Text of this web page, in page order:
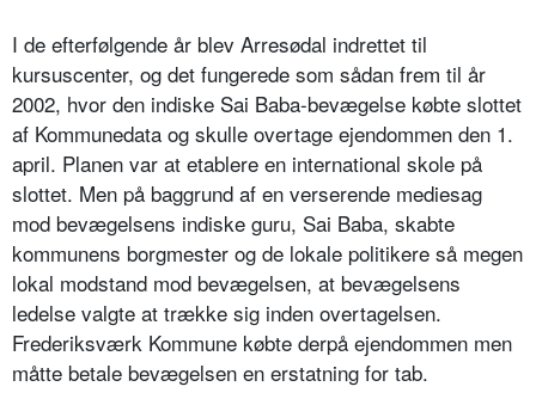
I de efterfølgende år blev Arresødal indrettet til
kursuscenter, og det fungerede som sådan frem til år
2002, hvor den indiske Sai Baba-bevægelse købte slottet
af Kommunedata og skulle overtage ejendommen den 1.
april. Planen var at etablere en international skole på
slottet. Men på baggrund af en verserende mediesag
mod bevægelsens indiske guru, Sai Baba, skabte
kommunens borgmester og de lokale politikere så megen
lokal modstand mod bevægelsen, at bevægelsens
ledelse valgte at trække sig inden overtagelsen.
Frederiksværk Kommune købte derpå ejendommen men
måtte betale bevægelsen en erstatning for tab.